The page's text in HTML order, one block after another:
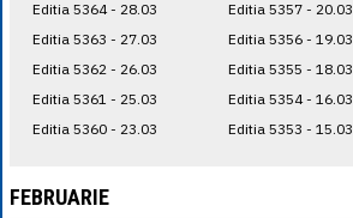
Editia 5364 - 28.03
Editia 5363 - 27.03
Editia 5362 - 26.03
Editia 5361 - 25.03
Editia 5360 - 23.03
Editia 5357 - 20.03
Editia 5356 - 19.03
Editia 5355 - 18.03
Editia 5354 - 16.03
Editia 5353 - 15.03
FEBRUARIE